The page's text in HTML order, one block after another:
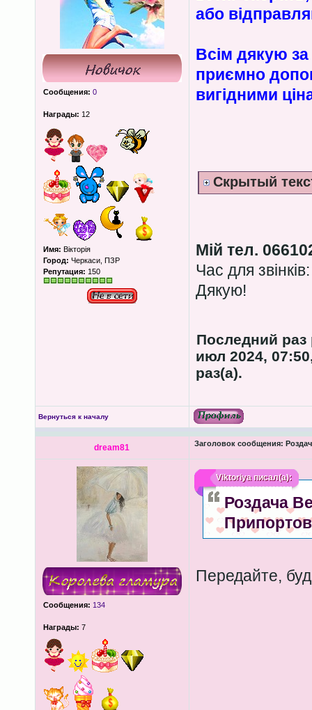
Сообщения: 0
Награды: 12
Имя: Вікторія
Город: Черкаси, ПЗР
Репутация: 150
або
Всім дякую за
приємно
вигідними
Скрытый
Мій тел.
Час для
Дякую!
Последний
июл 2024,
раз(а).
Вернуться к началу
dream81 Заголовок сообщения:
Сообщения: 134
Награды: 7
Viktoriyaписал(а):
Роздача
Передайте,